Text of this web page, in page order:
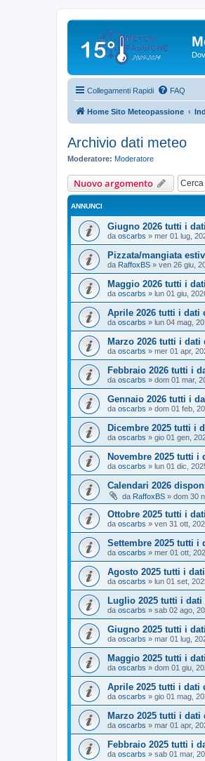
Collegamenti Rapidi FAQ
Home Sito Meteopassione
Archivio dati meteo
Moderatore: Moderatore
Nuovo argomento
ANNUNCI
Giugno 2026 tutti i
da oscarbs » mer 01 lug,
Pizzata/mangiata
da RaffoxBS » ven 26 giu,
Maggio 2026 tutti i
da oscarbs » lun 01 giu,
Aprile 2026 tutti i dati
da oscarbs » lun 04 mag,
Marzo 2026 tutti i dati
da oscarbs » mer 01 apr,
Febbraio 2026 tutti i
da oscarbs » dom 01 mar,
Gennaio 2026 tutti i
da oscarbs » dom 01 feb,
Dicembre 2025 tutti i
da oscarbs » gio 01 gen,
Novembre 2025 tutti i
da oscarbs » lun 01 dic,
Calendari 2026
da RaffoxBS » dom 30
Ottobre 2025 tutti i
da oscarbs » ven 31 ott,
Settembre 2025 tutti i
da oscarbs » mer 01 ott,
Agosto 2025 tutti i
da oscarbs » lun 01 set,
Luglio 2025 tutti i dati
da oscarbs » sab 02 ago,
Giugno 2025 tutti i
da oscarbs » mar 01 lug,
Maggio 2025 tutti i
da oscarbs » dom 01 giu,
Aprile 2025 tutti i dati
da oscarbs » gio 01 mag,
Marzo 2025 tutti i dati
da oscarbs » mar 01 apr,
Febbraio 2025 tutti i
da oscarbs » sab 01 mar,